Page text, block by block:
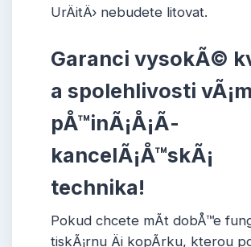
UrÄitÄ› nebudete litovat.
Garanci vysokÃ©
a spolehlivosti vÃ¡m
pÅ™inÃ¡Å¡Ã­
kancelÃ¡Å™skÃ¡
technika!
Pokud chcete mÃ­t dobÅ™e
tiskÃ¡rnu Äi kopÃ­rku, kterou